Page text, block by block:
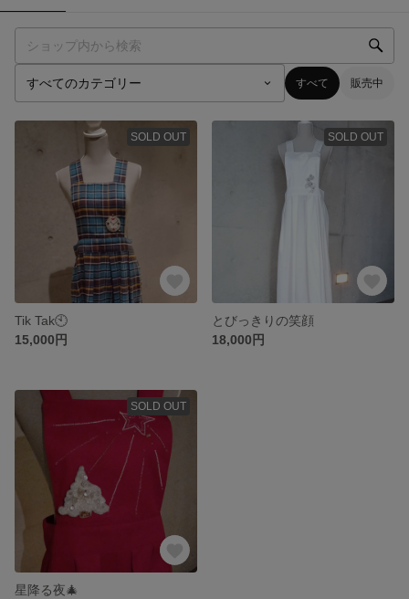
すべて 販売中
SOLD OUT
Tik Tak🕙️
15,000円
SOLD OUT
とびっきりの笑顔
18,000円
SOLD OUT
星降る夜🎄